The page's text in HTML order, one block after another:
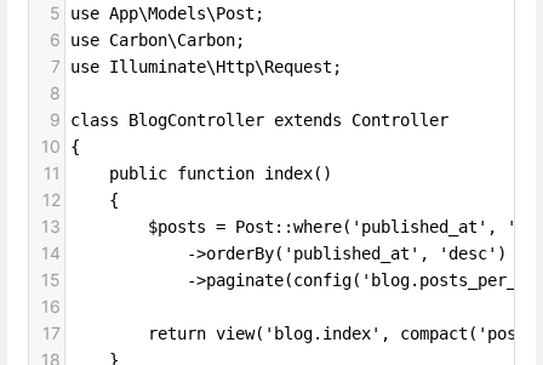
5
use App\Models\Post;
6 use Carbon\Carbon;
7 use Illuminate\Http\Request;
8
9
class BlogController extends Controller
10 {
11
    public function index()
12
    {
13
$posts = Post::where('published_at',
14
            ->orderBy('published_at', 'desc')
15
-
16
17
return view('blog.index',
18
    }